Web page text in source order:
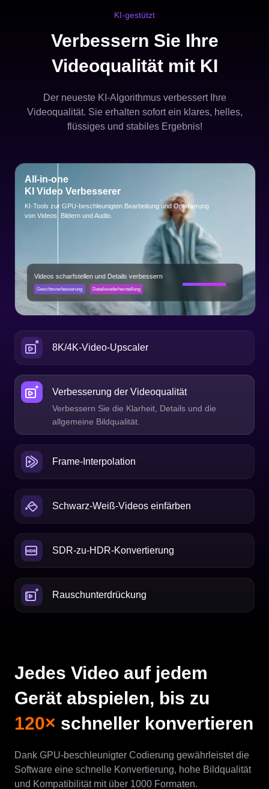
KI-gestützt
Verbessern Sie Ihre
Videoqualität mit KI
Der neueste KI-Algorithmus verbessert Ihre
Videoqualität. Sie erhalten sofort ein klares, helles,
flüssiges und stabiles Ergebnis!
8K/4K-Video-Upscaler
Verbesserung der Videoqualität
Frame-Interpolation
flüssiger und stabiler zu machen.
Schwarz-Weiß-Videos einfärben
SDR-zu-HDR-Konvertierung
Rauschunterdrückung
Jedes Video auf jedem
Gerät abspielen, bis zu
120× schneller konvertieren
Dank GPU-beschleunigter Codierung gewährleistet die
Software eine schnelle Konvertierung, hohe Bildqualität
und Kompatibilität mit über 1000 Formaten.